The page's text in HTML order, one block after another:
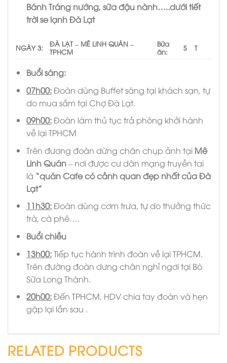
Bánh Tráng nướng, sữa đậu nành…..dưới tiết
trời se lạnh Đà Lạt
NGÀY 3:
ĐÀ LẠT – MÊ LINH QUÁN –
TPHCM
Bữa
ăn:
S T
Buổi sáng:
07h00:Đoàn dùng Buffet sáng tại khách sạn, tự
do mua sắm tại Chợ Đà Lạt.
09h00:Đoàn làm thủ tục trả phòng khởi hành
về lại TPHCM
Trên đương đoàn dừng chân chụp ảnh tại Mê
Linh Quán– nơi được cư dân mạng truyền tai
là “quán Cafe có cảnh quan đẹp nhất của Đà
Lạt”
11h30:Đoàn dùng cơm trưa, tự do thưởng thức
trà, cà phê….
Buổi chiều
13h00:Tiếp tục hành trình đoàn về lại TPHCM.
Trên đường đoàn dưng chân nghỉ ngơi tại Bò
Sữa Long Thành.
20h00:Đến TPHCM, HDV chia tay đoàn và hẹn
gặp lại lần sau .
RELATED PRODUCTS